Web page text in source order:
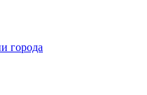
города